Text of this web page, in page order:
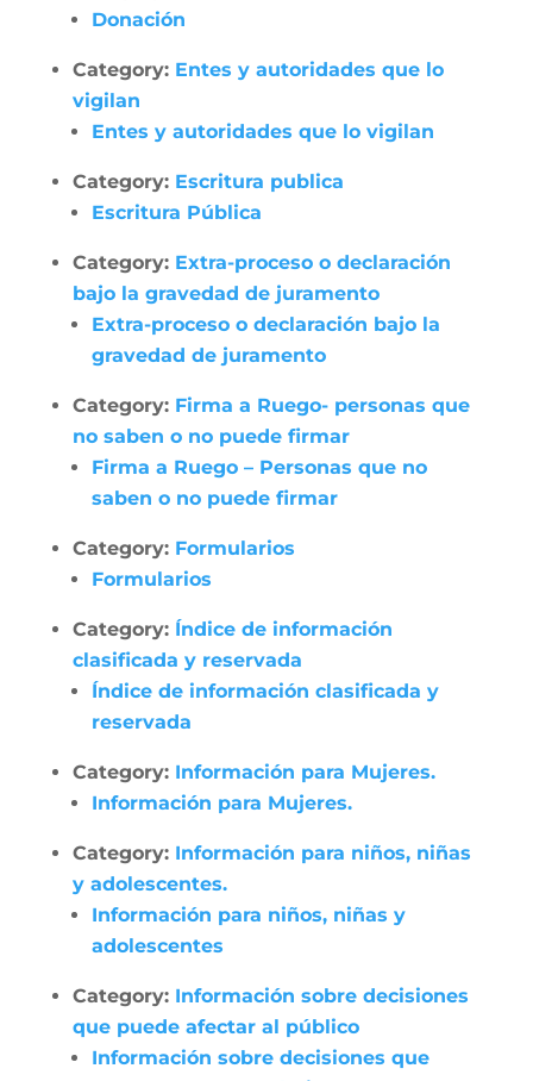
Donación
Category: Entes y autoridades que lo
vigilan
Entes y autoridades que lo vigilan
Category: Escritura publica
Escritura Pública
Category: Extra-proceso o declaración
bajo la gravedad de juramento
Extra-proceso o declaración bajo la
gravedad de juramento
Category: Firma a Ruego- personas que
no saben o no puede firmar
Firma a Ruego – Personas que no
saben o no puede firmar
Category: Formularios
Formularios
Category: Índice de información
clasificada y reservada
Índice de información clasificada y
reservada
Category: Información para Mujeres.
Información para Mujeres.
Category: Información para niños, niñas
y adolescentes.
Información para niños, niñas y
adolescentes
Category: Información sobre decisiones
que puede afectar al público
Información sobre decisiones que